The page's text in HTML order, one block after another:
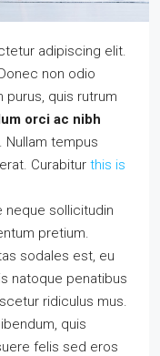
adipiscing elit.
non odio
purus, quis rutrum
orci ac nibh
Nullam tempus
Curabitur this is
neque sollicitudin
pretium.
sodales est, eu
natoque penatibus
ridiculus mus.
quis
felis sed eros